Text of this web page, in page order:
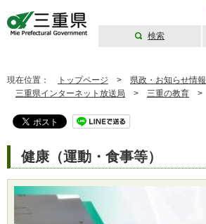
検索
現在位置： トップページ > 県政・お知らせ情報
三重県インターネット放送局 > 三重の教育 >
健康（運動・食事等）